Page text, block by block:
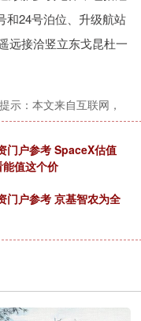
和24号泊位、升级航站
远接洽竖立东戈昆杜一
示：本文来自互联网，
门户参考 SpaceX估值
值这个价
门户参考 京基智农为全